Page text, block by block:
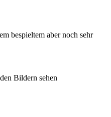
bespieltem aber noch sehr
Bildern sehen